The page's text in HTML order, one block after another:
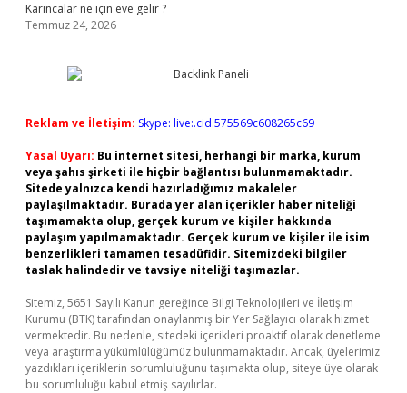
Karıncalar ne için eve gelir ?
Temmuz 24, 2026
Reklam ve İletişim: Skype: live:.cid.575569c608265c69
Yasal Uyarı: Bu internet sitesi, herhangi bir marka, kurum
veya şahıs şirketi ile hiçbir bağlantısı bulunmamaktadır.
Sitede yalnızca kendi hazırladığımız makaleler
paylaşılmaktadır. Burada yer alan içerikler haber niteliği
taşımamakta olup, gerçek kurum ve kişiler hakkında
paylaşım yapılmamaktadır. Gerçek kurum ve kişiler ile isim
benzerlikleri tamamen tesadüfidir. Sitemizdeki bilgiler
taslak halindedir ve tavsiye niteliği taşımazlar.
Sitemiz, 5651 Sayılı Kanun gereğince Bilgi Teknolojileri ve İletişim
Kurumu (BTK) tarafından onaylanmış bir Yer Sağlayıcı olarak hizmet
vermektedir. Bu nedenle, sitedeki içerikleri proaktif olarak denetleme
veya araştırma yükümlülüğümüz bulunmamaktadır. Ancak, üyelerimiz
yazdıkları içeriklerin sorumluluğunu taşımakta olup, siteye üye olarak
bu sorumluluğu kabul etmiş sayılırlar.